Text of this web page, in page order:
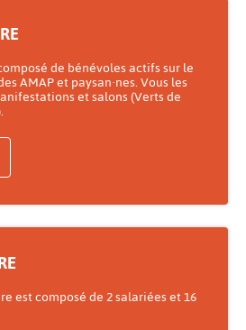
de bénévoles actifs sur le
AMAP et paysan·nes. Vous les
et salons (Verts de
est composé de 2 salariées et 16